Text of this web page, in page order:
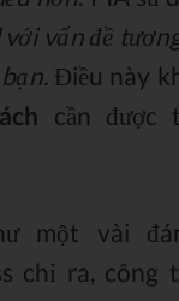
vấn đề
Điều này
cần được
một vài
chỉ ra, công